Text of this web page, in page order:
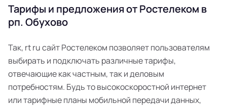
Тарифы и предложения от Ростелеком в
рп. Обухово
Так, rt ru сайт Ростелеком позволяет пользователям
выбирать и подключать различные тарифы,
отвечающие как частным, так и деловым
потребностям. Будь то высокоскоростной интернет
или тарифные планы мобильной передачи данных,